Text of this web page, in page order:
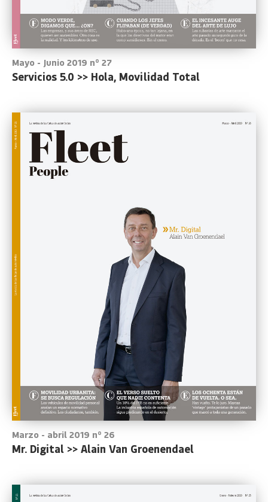
Mayo - Junio 2019 nº 27
Servicios 5.0 >> Hola, Movilidad Total
Marzo - abril 2019 nº 26
Mr. Digital >> Alain Van Groenendael